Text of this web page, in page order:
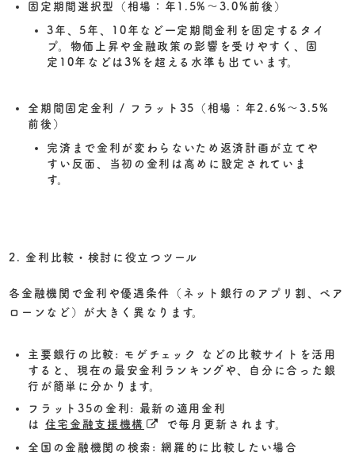
固定期間選択型（相場：年1.5%〜3.0%前後）
3年、5年、10年など一定期間金利を固定するタイ
プ。物価上昇や金融政策の影響を受けやすく、固
定10年などは3%を超える水準も出ています。
全期間固定金利 / フラット35（相場：年2.6%〜3.5%
前後）
完済まで金利が変わらないため返済計画が立てや
すい反面、当初の金利は高めに設定されていま
す。
2. 金利比較・検討に役立つツール
各金融機関で金利や優遇条件（ネット銀行のアプリ割、ペア
ローンなど）が大きく異なります。
主要銀行の比較:
モゲチェック などの比較サイトを活用
すると、現在の最安金利ランキングや、自分に合った銀
行が簡単に分かります。
フラット35の金利:
最新の適用金利
は 住宅金融支援機構 で毎月更新されます。
全国の金融機関の検索:
網羅的に比較したい場合